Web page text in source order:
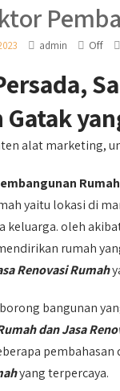
admin Off
Gatak
alat marketing,
yaitu lokasi di
keluarga. oleh
rumah
Renovasi Rumah
bangunan
dan Jasa
yang terpercaya.